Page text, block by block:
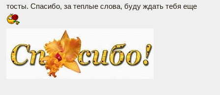
тосты. Спасибо, за теплые слова, буду ждать тебя еще